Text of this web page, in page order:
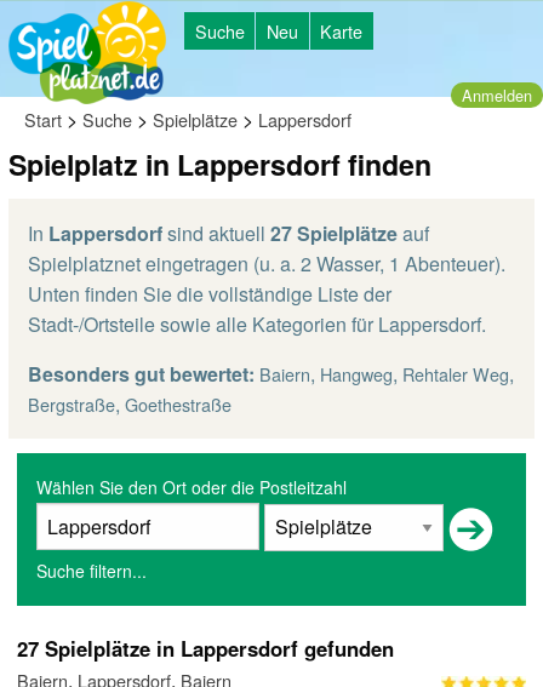
Suche Neu Karte
Anmelden
Start > Suche > Spielplätze > Lappersdorf
Spielplatz in Lappersdorf finden
In Lappersdorfsind aktuell 27 Spielplätzeauf
Spielplatznet eingetragen (u. a. 2 Wasser, 1 Abenteuer).
Unten finden Sie die vollständige Liste der
Stadt-/Ortsteile sowie alle Kategorien für Lappersdorf.
Besonders gut bewertet: Baiern, Hangweg, Rehtaler Weg,
Bergstraße, Goethestraße
Wählen Sie den Ort oder die Postleitzahl
Suche filtern...
27 Spielplätze in Lappersdorf gefunden
Baiern, Lappersdorf, Baiern